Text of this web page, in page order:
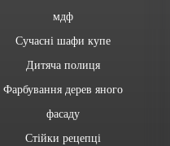
мдф
Сучасні шафи купе
Дитяча полиця
Фарбування дерев яного
фасаду
Стійки рецепці